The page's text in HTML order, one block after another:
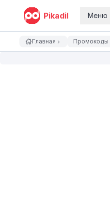
Pikadil Меню
Главная Промокоды